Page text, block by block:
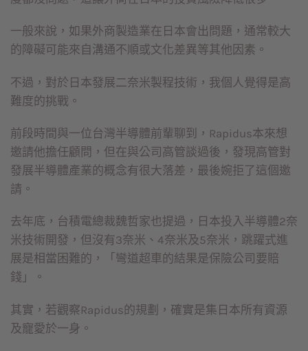
一般來說，如果外商製造業在日本會出問題，通常較大
的障礙可能來自溝通不順或文化差異等其他因素。
不過，對於日本發展二奈米製程技術，我個人覺得是高
難度的挑戰。
前段時間與一位台灣半導體前輩聊到，Rapidus本來想
邀請他擔任顧問，但在與公司高管談過後，發現高管對
發展半導體產業的概念有很大落差，最後婉拒了這個邀
請。
去年底，台積電總裁魏哲家也提過，日本投入半導體2奈
米技術開發，但沒有3奈米、4奈米及5奈米，跳躍式進
展是相當困難的，「彎道超車的結果是保險公司要賠
錢」。
其實，若觀察Rapidus的規劃，確實是集日本所有資源
及寵愛於一身。